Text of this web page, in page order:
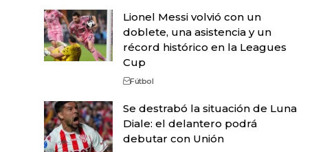
Lionel Messi volvió con un
doblete, una asistencia y un
récord histórico en la Leagues
Cup
Fútbol
Se destrabó la situación de Luna
Diale: el delantero podrá
debutar con Unión